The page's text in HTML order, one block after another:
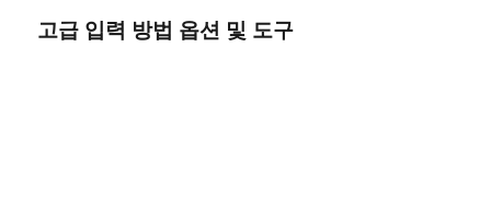
고급 입력 방법 옵션 및 도구